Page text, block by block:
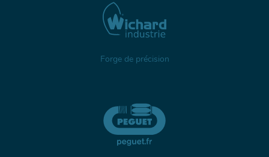
Forge de précision